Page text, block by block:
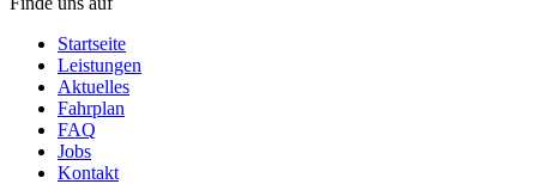
Startseite
Leistungen
Aktuelles
Fahrplan
FAQ
Jobs
Kontakt